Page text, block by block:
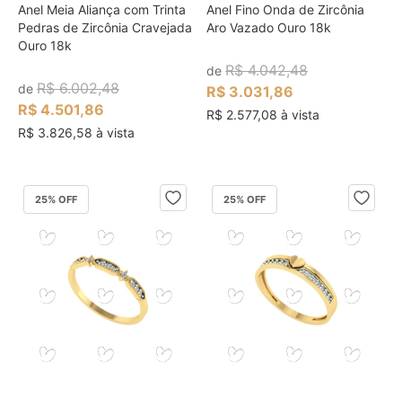
Anel Meia Aliança com Trinta
Pedras de Zircônia Cravejada
Ouro 18k
de R$ 6.002,48
R$ 4.501,86
R$ 3.826,58 à vista
Anel Fino Onda de Zircônia
Aro Vazado Ouro 18k
deR$ 4.042,48
R$ 3.031,86
R$ 2.577,08 à vista
25% OFF 25% OFF